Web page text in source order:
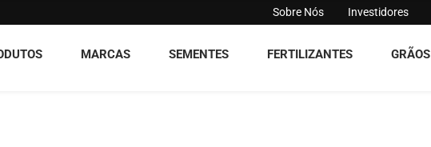
Sobre Nós Investidores
MARCAS SEMENTES FERTILIZANTES GRÃOS